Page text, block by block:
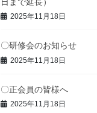
2025年11月18日
〇研修会のお知らせ
2025年11月18日
〇正会員の皆様へ
2025年11月18日